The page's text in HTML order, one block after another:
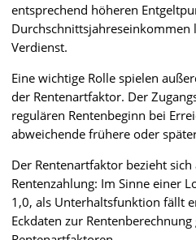
entsprechend höheren
Durchschnittsjahreseinkommen
Verdienst.
Eine wichtige Rolle spielen
der Rentenartfaktor. Der
regulären Rentenbeginn bei
abweichende frühere oder
Der Rentenartfaktor bezieht
Rentenzahlung: Im Sinne einer
1,0, als Unterhaltsfunktion fällt
Eckdaten zur